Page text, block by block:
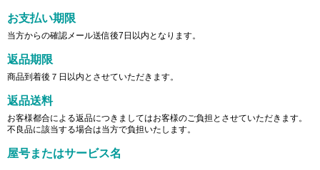
お支払い期限
当方からの確認メール送信後7日以内となります。
返品期限
商品到着後７日以内とさせていただきます。
返品送料
お客様都合による返品につきましてはお客様のご負担とさせていただきます。
不良品に該当する場合は当方で負担いたします。
屋号またはサービス名